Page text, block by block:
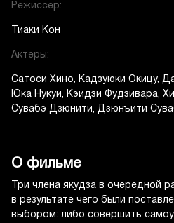
Режиссер:
Тиаки Кон
Актеры:
Сатоси Хино Кадзуюки Окицу
Юка Нукуи
Кэидзи Фудзивара
Сувабэ Дзюнити
Дзюнъити
О фильме
Три члена якудза в очередной
в результате чего были
выбором: либо совершить